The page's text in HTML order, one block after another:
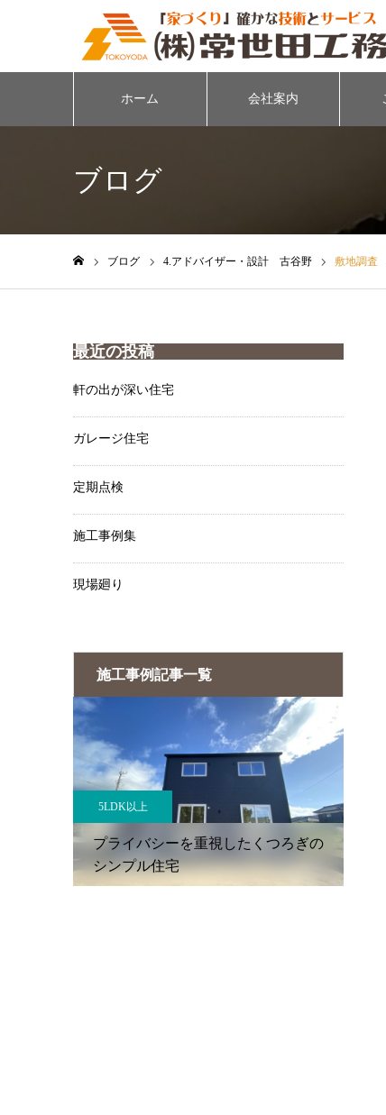
ホーム 会社案内
ブログ
ブログ 4.アドバイザー・設計 古谷野 敷地調査
最近の投稿
軒の出が深い住宅
ガレージ住宅
定期点検
施工事例集
現場廻り
施工事例記事一覧
5LDK以上
プライバシーを重視したくつろぎの
シンプル住宅